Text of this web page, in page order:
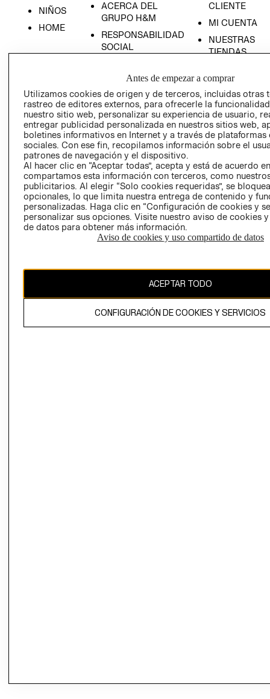
NIÑOS
HOME
ACERCA DEL
GRUPO H&M
RESPONSABILIDAD
SOCIAL
RELACIÓN CON
INVERSIONISTAS
POLÍTICA
EMPRESARIAL
CLIENTE
MI CUENTA
NUESTRAS
TIENDAS
- RETIRO EN
TIENDA
TÉRMINOS Y
CONDICIONES
AVISO DE
PRIVACIDAD
GIFT CARD
AVISO DE
COOKIES
CAMBIAR REGIÓN
Antes de empezar a comprar
Utilizamos cookies de origen y de terceros, incluidas otras
rastreo de editores externos, para ofrecerle la
nuestro sitio web, personalizar su experiencia de usuario,
entregar publicidad personalizada en nuestros sitios web,
boletines informativos en Internet y a través de plataformas
sociales. Con ese fin, recopilamos información sobre el
patrones de navegación y el dispositivo.
Al hacer clic en “Aceptar todas”, acepta y está de acuerdo
compartamos esta información con terceros, como
publicitarios. Al elegir “Solo cookies requeridas”, se
opcionales, lo que limita nuestra entrega de contenido y
personalizadas. Haga clic en “Configuración de cookies y
personalizar sus opciones. Visite nuestro aviso de cookies
de datos para obtener más información.
Aviso de cookies y uso compartido de datos
ACEPTAR TODO
CONFIGURACIÓN DE COOKIES Y SERVICIOS